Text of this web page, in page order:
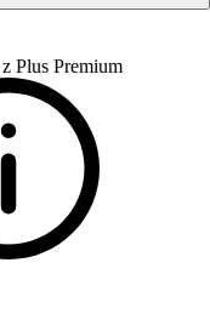
z Plus Premium